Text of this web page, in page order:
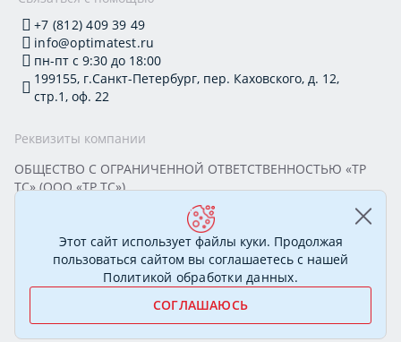
+7 (812) 409 39 49
info@optimatest.ru
пн-пт с 9:30 до 18:00
199155, г.Санкт-Петербург, пер. Каховского, д. 12,
стр.1, оф. 22
Реквизиты компании
ОБЩЕСТВО С ОГРАНИЧЕННОЙ ОТВЕТСТВЕННОСТЬЮ «ТР
ТС» (ООО «ТР ТС»)
Юридический адрес: 199155, г. Санкт-Петербург, пер.
Каховского, д. 12, стр. 1, помещение 22-Н
ИНН 7813295032 КПП 780101001 ОГРН 1177847388894
ОКПО 20395319 Генеральный директор: Соколова Алёна
© 2007—2026 Сертификационный центр «ОптимаТест».
Полный спектр услуг в области сертификации
Этот сайт использует файлы куки. Продолжая
пользоваться сайтом вы соглашаетесь с нашей
Политикой обработки данных.
СОГЛАШАЮСЬ
МЫ ОНЛАЙН!